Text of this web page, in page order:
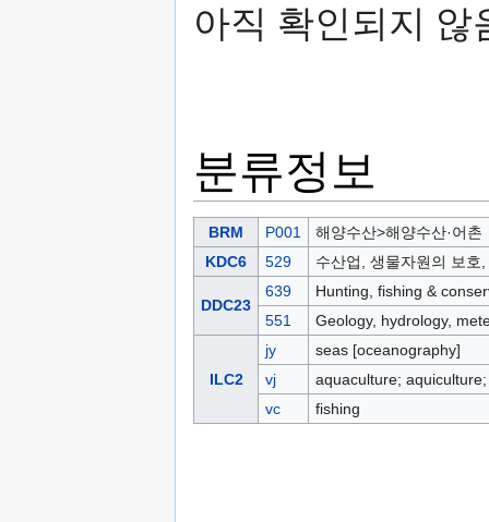
아직 확인되지 않
분류정보
BRM P001
해양수산>해양수산·어촌
KDC6
529 수산업, 생물자원의 보호
DDC23
639
Hunting, fishing &
551
Geology, hydrology,
ILC2
jy
seas [oceanography]
vj
aquaculture;
vc
fishing